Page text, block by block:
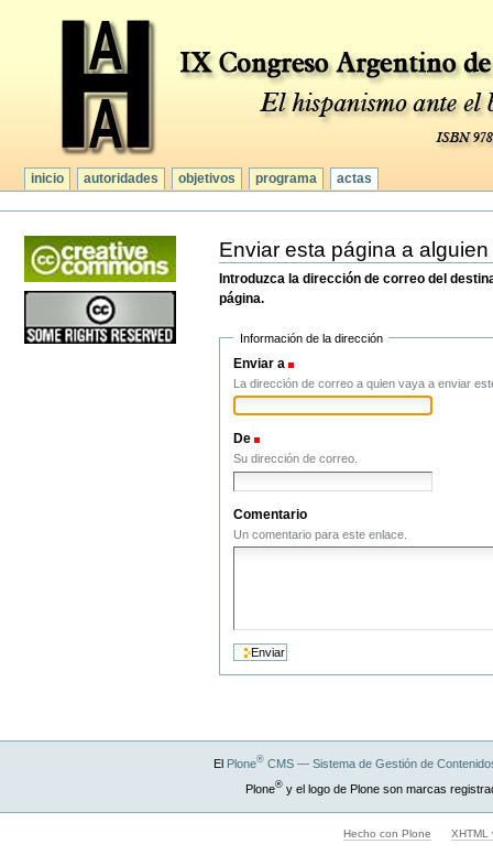
inicio autoridades objetivos programa actas
Herramientas
Personales
Enviar esta página a alguien
Introduzca la dirección de correo del
página.
Información de la dirección
Enviar a
La dirección de correo a quien vaya a enviar
De
Su dirección de correo.
Comentario
Un comentario para este enlace.
El Plone®CMS — Sistema de Gestión de
Plone®y el logo de Plone son marcas
Hecho con Plone XHTML